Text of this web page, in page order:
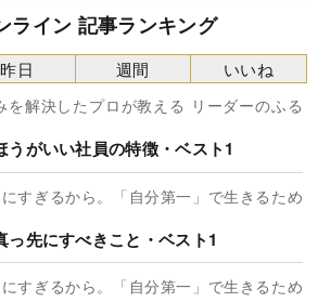
ライン 記事ランキング
を解決したプロが教える リーダーのふる
うがいい社員の特徴・ベスト1
すぎるから。「自分第一」で生きるため
っ先にすべきこと・ベスト1
すぎるから。「自分第一」で生きるため
昨日 週間 いいね